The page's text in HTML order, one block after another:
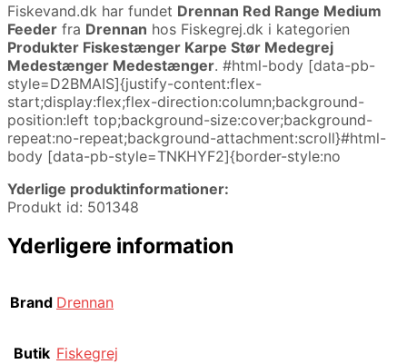
Fiskevand.dk har fundet Drennan Red Range Medium
Feeder fra Drennan hos Fiskegrej.dk i kategorien
Produkter Fiskestænger Karpe Stør Medegrej
Medestænger Medestænger. #html-body [data-pb-
style=D2BMAIS]{justify-content:flex-
start;display:flex;flex-direction:column;background-
position:left top;background-size:cover;background-
repeat:no-repeat;background-attachment:scroll}#html-
body [data-pb-style=TNKHYF2]{border-style:no
Yderlige produktinformationer:
Produkt id: 501348
Yderligere information
Brand Drennan
Butik Fiskegrej